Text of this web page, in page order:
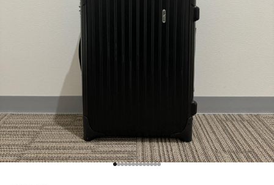
項目に移動する 1
項目に移動する 2
項目に移動する 3
項目に移動する 4
項目に移動する 5
項目に移動する 6
項目に移動する 7
項目に移動する 8
項目に移動する 9
項目に移動する 10
項目に移動する 11
項目に移動する 12
項目に移動する 13